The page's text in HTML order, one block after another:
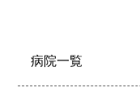
病院一覧